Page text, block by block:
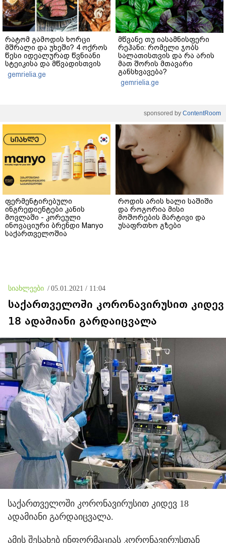
რატომ გამოდის ხორცი
მშრალი და უხეში? 4 ოქროს
წესი იდეალურად წვნიანი
სტეიკისა და მწვადისთვის
gemrielia.ge
მწვანე თუ იასამნისფერი
რეჰანი: რომელი ჯობს
სალათისთვის და რა არის
მათ შორის მთავარი
განსხვავება?
gemrielia.ge
sponsored by ContentRoom
ფერმენტირებული
ინგრედიენტები კანის
მოვლაში - კორეული
ინოვაციური ბრენდი Manyo
საქართველოშია
როდის არის ხალი საშიში
და როგორია მისი
მოშორების მარტივი და
უსაფრთხო გზები
სიახლეები / 05.01.2021 / 11:04
საქართველოში კორონავირუსით კიდევ
18 ადამიანი გარდაიცვალა
საქართველოში კორონავირუსით კიდევ 18
ადამიანი გარდაიცვალა.
ამის შესახებ ინფორმაციას კორონავირუსთან